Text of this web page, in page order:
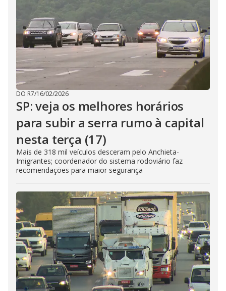
DO R7/16/02/2026
SP: veja os melhores horários
para subir a serra rumo à capital
nesta terça (17)
Mais de 318 mil veículos desceram pelo Anchieta-
Imigrantes; coordenador do sistema rodoviário faz
recomendações para maior segurança